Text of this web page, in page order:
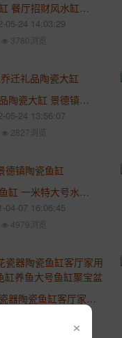
×
风水陶瓷大缸 餐厅招财风水缸摆件
05-24 14:03:29
3780浏览
开业乔迁礼品陶瓷大缸 景德镇陶瓷手绘大缸摆件批发
05-24 13:56:07
2827浏览
景德镇陶瓷鱼缸 一米特大号水缸瓷缸乌龟缸 客厅庭院储水缸风水
04-07 16:06:45
4979浏览
景德镇青花瓷器陶瓷鱼缸客厅家用风水书画乌龟缸养鱼大号鱼缸聚宝盆